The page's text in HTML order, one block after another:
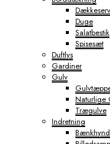
Duge
Salatbestik
Spisesæt
Duftlys
Gardiner
Gulv
Naturlige
Trægulve
Indretning